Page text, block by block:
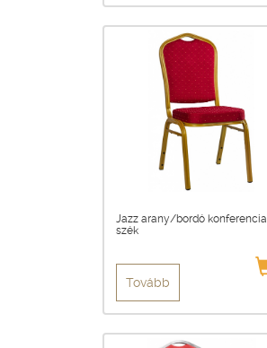
Jazz arany/bordó konferencia
szék
Tovább